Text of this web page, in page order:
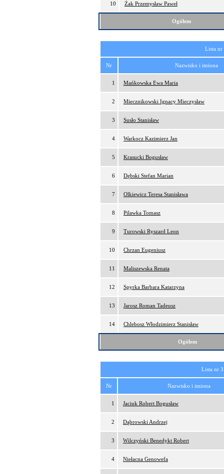
10 Żak Przemysław Paweł
Ogółem
Lista
Nr Nazwisko i imiona
1 Mańkowska Ewa Maria
2 Miecznikowski Ignacy Mieczysław
3 Susło Stanisław
4 Warkocz Kazimierz Jan
5 Krasucki Bogusław
6 Dębski Stefan Marian
7 Olkiewicz Teresa Stanisława
8 Pilawka Tomasz
9 Turowski Ryszard Leon
10 Chrzan Eugeniusz
11 Maliszewska Renata
12 Spyrka Barbara Katarzyna
13 Jarosz Roman Tadeusz
14 Chlebosz Włodzimierz Stanisław
Ogółem
Lista nr
Nr Nazwisko i imiona
1 Jaciuk Robert Bogusław
2 Dąbrowski Andrzej
3 Wilczyński Benedykt Robert
4 Niełacna Genowefa